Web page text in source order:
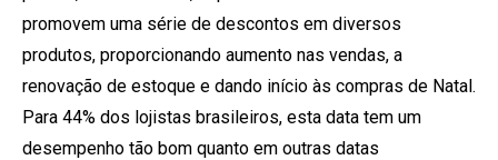
promovem uma série de descontos em diversos
produtos, proporcionando aumento nas vendas, a
renovação de estoque e dando início às compras de Natal.
Para 44% dos lojistas brasileiros, esta data tem um
desempenho tão bom quanto em outras datas